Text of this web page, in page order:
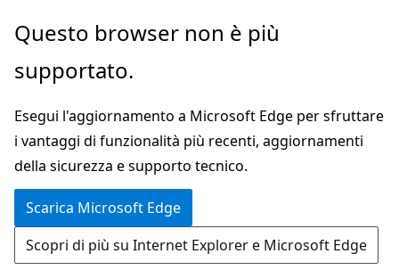
Ignora
passa
contenuto
principale
Questo browser non è più
supportato.
Esegui l'aggiornamento a Microsoft Edge per sfruttare
i vantaggi di funzionalità più recenti, aggiornamenti
della sicurezza e supporto tecnico.
Scarica Microsoft Edge
Scopri di più su Internet Explorer e Microsoft Edge